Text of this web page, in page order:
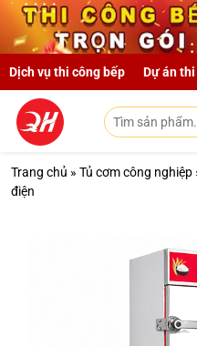
Skip to main content
Dịch vụ thi công bếp Dự án
Trang chủ » Tủ cơm công nghiệp
điện